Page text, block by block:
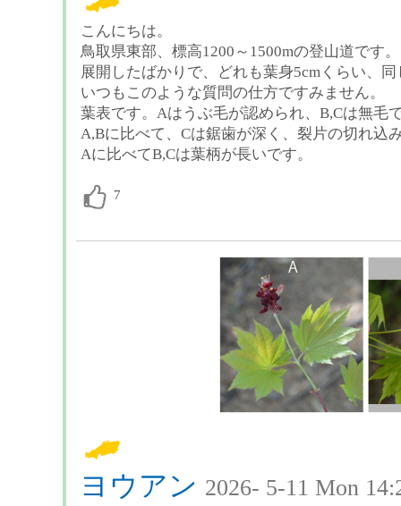
こんにちは。
鳥取県東部、標高1200～1500mの登山道です。
展開したばかりで、どれも葉身5cmくらい、
いつもこのような質問の仕方ですみません。
葉表です。Aはうぶ毛が認められ、B,Cは無毛
A,Bに比べて、Cは鋸歯が深く、裂片の切れ込
Aに比べてB,Cは葉柄が長いです。
ヨウアン 2026- 5-11 Mon